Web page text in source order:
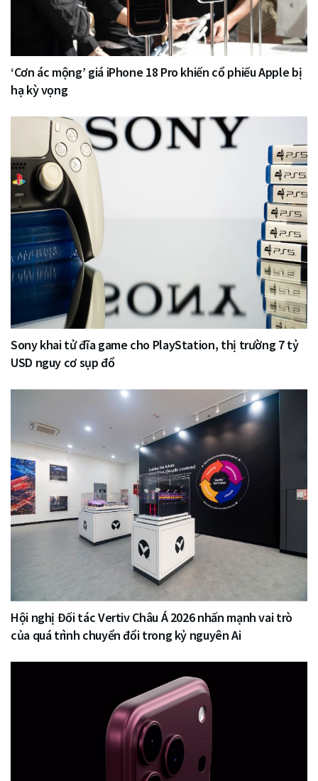
‘Cơn ác mộng’ giá iPhone 18 Pro khiến cổ phiếu Apple bị
hạ kỳ vọng
Sony khai tử đĩa game cho PlayStation, thị trường 7 tỷ
USD nguy cơ sụp đổ
Hội nghị Đối tác Vertiv Châu Á 2026 nhấn mạnh vai trò
của quá trình chuyển đổi trong kỷ nguyên Ai